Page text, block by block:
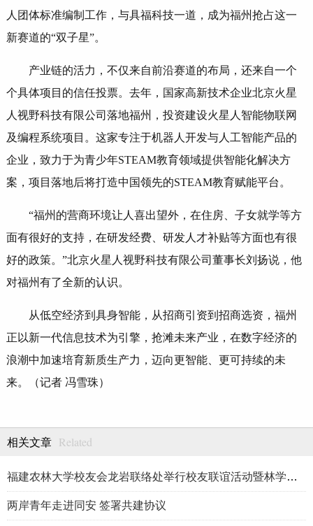
人团体标准编制工作，与具福科技一道，成为福州抢占这一
新赛道的“双子星”。
产业链的活力，不仅来自前沿赛道的布局，还来自一个
个具体项目的信任投票。去年，国家高新技术企业北京火星
人视野科技有限公司落地福州，投资建设火星人智能物联网
及编程系统项目。这家专注于机器人开发与人工智能产品的
企业，致力于为青少年STEAM教育领域提供智能化解决方
案，项目落地后将打造中国领先的STEAM教育赋能平台。
“福州的营商环境让人喜出望外，在住房、子女就学等方
面有很好的支持，在研发经费、研发人才补贴等方面也有很
好的政策。”北京火星人视野科技有限公司董事长刘扬说，他
对福州有了全新的认识。
从低空经济到具身智能，从招商引资到招商选资，福州
正以新一代信息技术为引擎，抢滩未来产业，在数字经济的
浪潮中加速培育新质生产力，迈向更智能、更可持续的未
来。（记者 冯雪珠）
相关文章 Related
福建农林大学校友会龙岩联络处举行校友联谊活动暨林学、生物医药
两岸青年走进同安 签署共建协议